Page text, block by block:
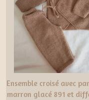
Ensemble croisé avec
marron glacé 891 et